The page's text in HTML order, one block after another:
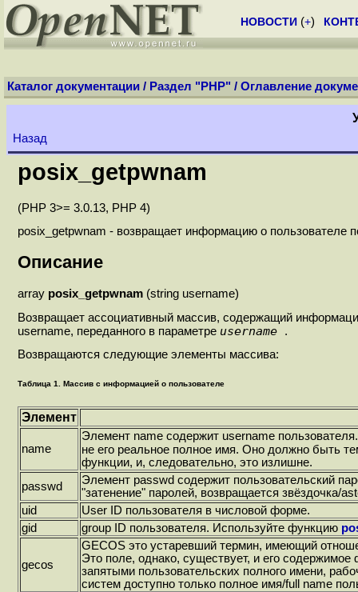
НОВОСТИ (+)
Каталог документации / Раздел "PHP" / Оглавление
Назад
posix_getpwnam
(PHP 3>= 3.0.13, PHP 4)
posix_getpwnam - возвращает информацию о пользователе
Описание
array posix_getpwnam (string username)
Возвращает ассоциативный массив, содержащий
username, переданного в параметре username
.
Возвращаются следующие элементы массива:
Таблица 1. Массив с информацией о пользователе
Элемент
name
Элемент name содержит username
не его реальное полное имя. Оно должно быть
функции, и, следовательно, это излишне.
passwd
Элемент passwd содержит пользовательский
"затенение" паролей, возвращается звёздочка/
uid
User ID пользователя в числовой форме.
gid
group ID пользователя. Используйте функцию
gecos
GECOS это устаревший термин, имеющий
Это поле, однако, существует, и его
запятыми пользовательских полного имени,
систем доступно только полное имя/full name